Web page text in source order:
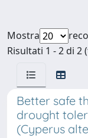
Mostra
Risultati 1 - 2 di 2
Better safe
drought
(Cyperus